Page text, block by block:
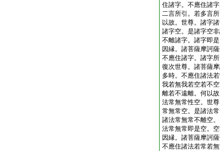
住諸字。不應住諸
二言所引。若多言
以故。世尊。諸字
諸字空。是諸字空
不離諸字。諸字即
因縁。諸菩薩摩訶
不應住諸字。諸字
復次世尊。諸菩薩
多時。不應住諸法
我若無我若空若不
離若不遠離。何以
法常無常性空。世
常無常空。是諸法
諸法常無常不離空
法常無常即是空。
因縁。諸菩薩摩訶
不應住諸法若常若